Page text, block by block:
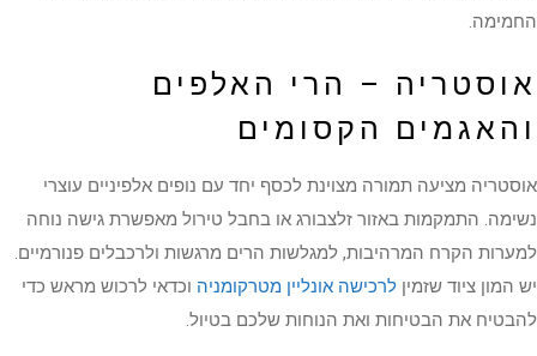
החמימה.
אוסטריה – הרי האלפים
והאגמים הקסומים
אוסטריה מציעה תמורה מצוינת לכסף יחד עם נופים אלפיניים עוצרי
נשימה. התמקמות באזור זלצבורג או בחבל טירול מאפשרת גישה נוחה
למערות הקרח המרהיבות, למגלשות הרים מרגשות ולרכבלים פנורמיים.
יש המון ציוד שזמין לרכישה אונליין מטרקומניה וכדאי לרכוש מראש כדי
להבטיח את הבטיחות ואת הנוחות שלכם בטיול.